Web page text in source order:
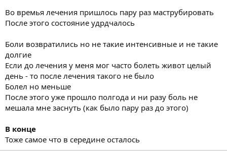
Во времья лечения пришлось пару раз маструбировать
После этого состояние удрдчалось
Боли возвратились но не такие интенсивные и не такие
долгие
Если до лечения у меня мог часто болеть живот целый
день - то после лечения такого не было
Болел но меньше
После этого уже прошло полгода и ни разу боль не
мешала мне заснуть (как было пару раз до этого)
В конце
Тоже самое что в середине осталось